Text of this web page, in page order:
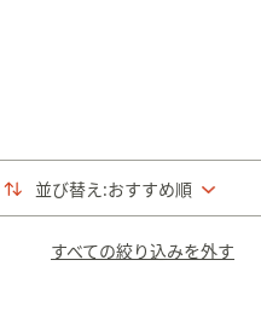
並び替え:おすすめ順
すべての絞り込みを外す